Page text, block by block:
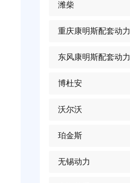
潍柴
重庆康明斯配套动力
东风康明斯配套动力
博杜安
沃尔沃
珀金斯
无锡动力